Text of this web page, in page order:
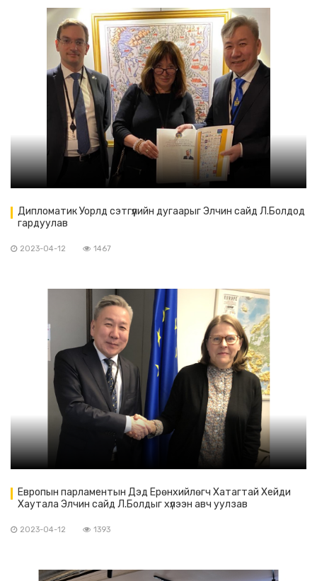
Дипломатик Уорлд сэтгүүлийн дугаарыг Элчин сайд Л.Болдод
гардуулав
2023-04-12 1467
Европын парламентын Дэд Ерөнхийлөгч Хатагтай Хейди
Хаутала Элчин сайд Л.Болдыг хүлээн авч уулзав
2023-04-12 1393